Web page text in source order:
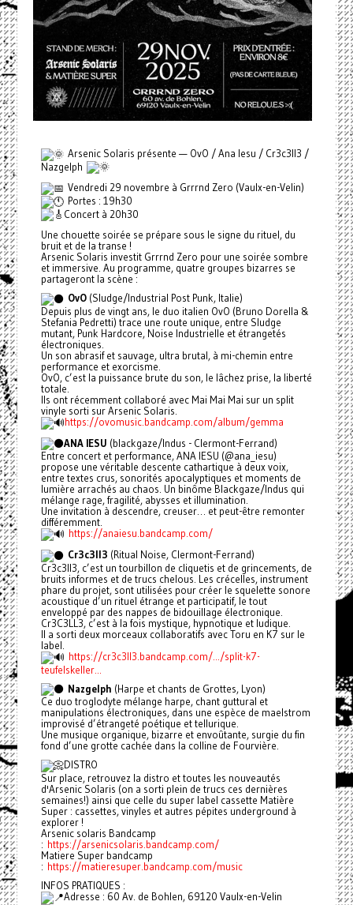
Arsenic Solaris présente — OvO / Ana Iesu / Cr3c3ll3 /
Nazgelph
Vendredi 29 novembre à Grrrnd Zero (Vaulx-en-Velin)
Portes : 19h30
Concert à 20h30
Une chouette soirée se prépare sous le signe du rituel, du
bruit et de la transe !
Arsenic Solaris investit Grrrnd Zero pour une soirée sombre
et immersive. Au programme, quatre groupes bizarres se
partageront la scène :
OvO(Sludge/Industrial Post Punk, Italie)
Depuis plus de vingt ans, le duo italien OvO (Bruno Dorella &
Stefania Pedretti) trace une route unique, entre Sludge
mutant, Punk Hardcore, Noise Industrielle et étrangetés
électroniques.
Un son abrasif et sauvage, ultra brutal, à mi-chemin entre
performance et exorcisme.
OvO, c’est la puissance brute du son, le lâchez prise, la liberté
totale.
Ils ont récemment collaboré avec Mai Mai Mai sur un split
vinyle sorti sur Arsenic Solaris.
https://ovomusic.bandcamp.com/album/gemma
ANA IESU (blackgaze/Indus - Clermont-Ferrand)
Entre concert et performance, ANA IESU (@ana_iesu)
propose une véritable descente cathartique à deux voix,
entre textes crus, sonorités apocalyptiques et moments de
lumière arrachés au chaos. Un binôme Blackgaze/Indus qui
mélange rage, fragilité, abysses et illumination.
Une invitation à descendre, creuser… et peut-être remonter
différemment.
https://anaiesu.bandcamp.com/
Cr3c3ll3 (Ritual Noise, Clermont-Ferrand)
Cr3c3ll3, c’est un tourbillon de cliquetis et de grincements, de
bruits informes et de trucs chelous. Les crécelles, instrument
phare du projet, sont utilisées pour créer le squelette sonore
acoustique d’un rituel étrange et participatif, le tout
enveloppé par des nappes de bidouillage électronique.
Cr3C3LL3, c’est à la fois mystique, hypnotique et ludique.
Il a sorti deux morceaux collaboratifs avec Toru en K7 sur le
label.
https://cr3c3ll3.bandcamp.com/.../split-k7-
teufelskeller...
Nazgelph (Harpe et chants de Grottes, Lyon)
Ce duo troglodyte mélange harpe, chant guttural et
manipulations électroniques, dans une espèce de maelstrom
improvisé d’étrangeté poétique et tellurique.
Une musique organique, bizarre et envoûtante, surgie du fin
fond d’une grotte cachée dans la colline de Fourvière.
DISTRO
Sur place, retrouvez la distro et toutes les nouveautés
d'Arsenic Solaris (on a sorti plein de trucs ces dernières
semaines!) ainsi que celle du super label cassette Matière
Super : cassettes, vinyles et autres pépites underground à
explorer !
Arsenic solaris Bandcamp
: https://arsenicsolaris.bandcamp.com/
Matiere Super bandcamp
: https://matieresuper.bandcamp.com/music
INFOS PRATIQUES :
Adresse : 60 Av. de Bohlen, 69120 Vaulx-en-Velin